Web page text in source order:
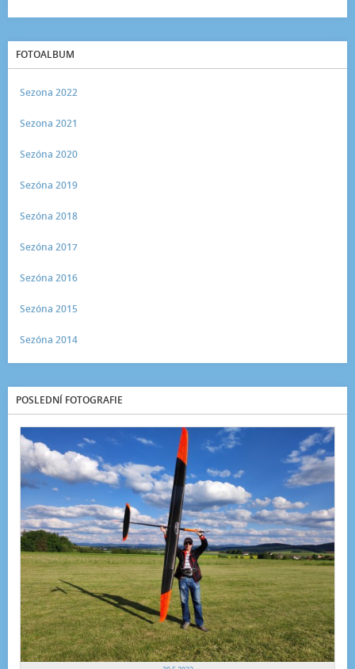
FOTOALBUM
Sezona 2022
Sezona 2021
Sezóna 2020
Sezóna 2019
Sezóna 2018
Sezóna 2017
Sezóna 2016
Sezóna 2015
Sezóna 2014
POSLEDNÍ FOTOGRAFIE